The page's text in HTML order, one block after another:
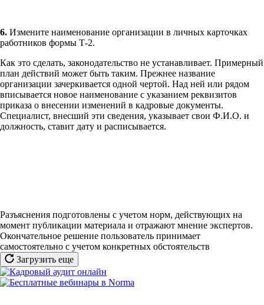
6. Измените наименование организации в личных карточках
работников формы Т-2.
Как это сделать, законодательство не устанавливает. Примерный
план действий может быть таким. Прежнее название
организации зачеркивается одной чертой. Над ней или рядом
вписывается новое наименование с указанием реквизитов
приказа о внесении изменений в кадровые документы.
Специалист, внесший эти сведения, указывает свои Ф.И.О. и
должность, ставит дату и расписывается.
Разъяснения подготовлены с учетом норм, действующих на
момент публикации материала и отражают мнение экспертов.
Окончательное решение пользователь принимает
самостоятельно с учетом конкретных обстоятельств
Загрузить еще